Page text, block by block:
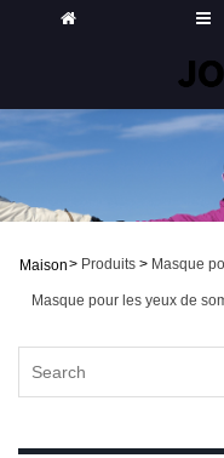
Maison> Produits > Masque
Masque pour les yeux de